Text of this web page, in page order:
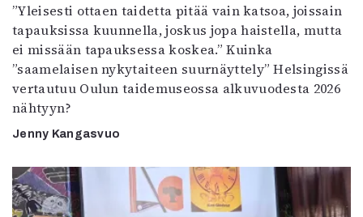
”Yleisesti ottaen taidetta pitää vain katsoa, joissain
tapauksissa kuunnella, joskus jopa haistella, mutta
ei missään tapauksessa koskea.” Kuinka
”saamelaisen nykytaiteen suurnäyttely” Helsingissä
vertautuu Oulun taidemuseossa alkuvuodesta 2026
nähtyyn?
Jenny Kangasvuo